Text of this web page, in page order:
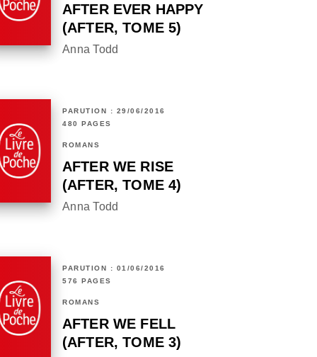
AFTER EVER HAPPY
(AFTER, TOME 5)
Anna Todd
PARUTION : 29/06/2016
480 PAGES
ROMANS
AFTER WE RISE
(AFTER, TOME 4)
Anna Todd
PARUTION : 01/06/2016
576 PAGES
ROMANS
AFTER WE FELL
(AFTER, TOME 3)